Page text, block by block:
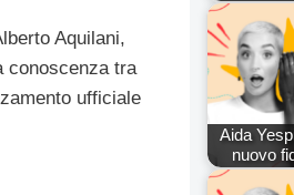
Aquilani,
conoscenza tra
ufficiale
Aida
nuovo